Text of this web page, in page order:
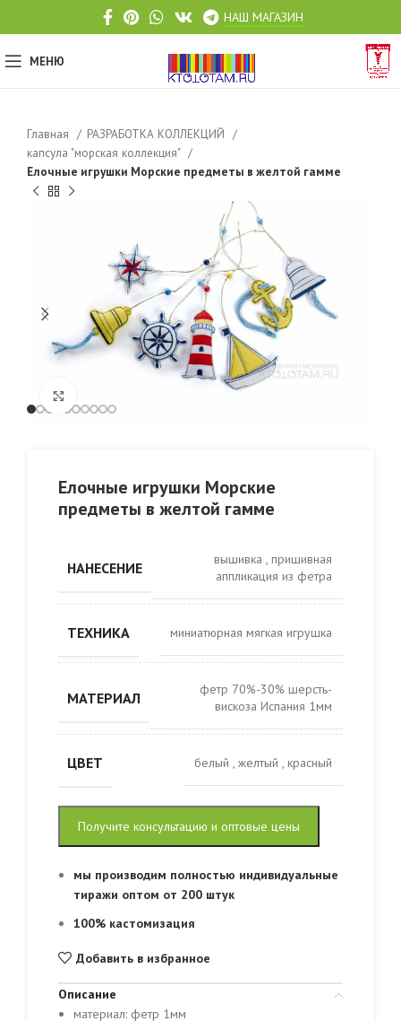
НАШ МАГАЗИН
МЕНЮ
Главная
РАЗРАБОТКА КОЛЛЕКЦИЙ
капсула "морская коллекция"
Елочные игрушки Морские предметы в желтой гамме
Елочные игрушки Морские
предметы в желтой гамме
НАНЕСЕНИЕ вышивка , пришивная
аппликация из фетра
ТЕХНИКА миниатюрная мягкая игрушка
МАТЕРИАЛ
фетр 70%-30% шерсть-
вискоза Испания 1мм
ЦВЕТ белый , желтый , красный
Получите консультацию и оптовые цены
мы производим полностью индивидуальные
тиражи оптом от 200 штук
100% кастомизация
Добавить в избранное
Описание
материал: фетр 1мм